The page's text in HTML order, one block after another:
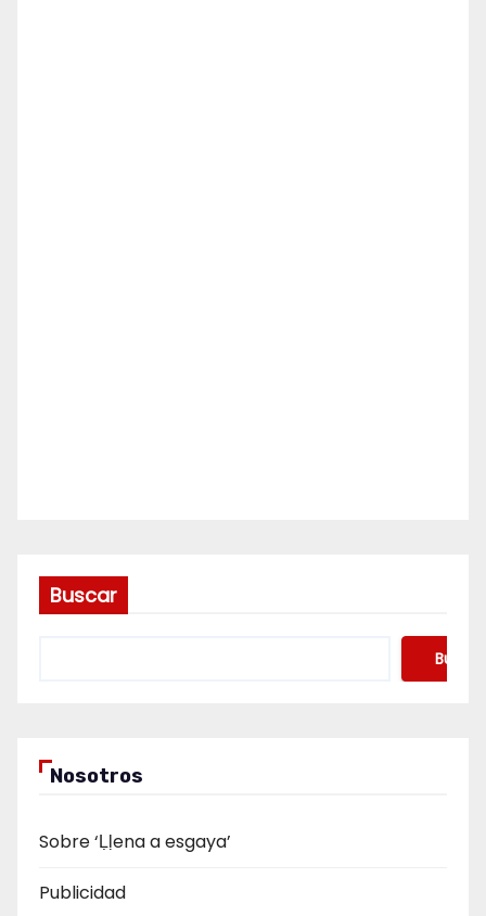
Buscar
Buscar
Nosotros
Sobre ‘Ḷḷena a esgaya’
Publicidad